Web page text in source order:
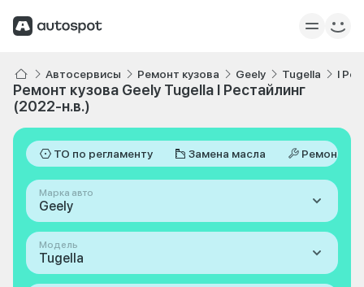
Автосервисы Ремонт кузова Geely Tugella I
Ремонт кузова Geely Tugella I Рестайлинг
(2022-н.в.)
ТО по регламенту Замена масла Ремонт
Марка авто
Geely
Модель
Tugella